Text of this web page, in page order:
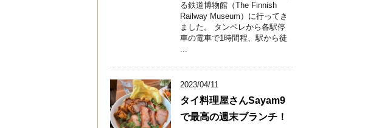
る鉄道博物館（The Finnish
Railway Museum）に行ってき
ました。 タンペレから各駅停
車の電車で1時間程、駅から徒
...
2023/04/11
タイ料理屋さんSayam9
で最高の週末ブランチ！